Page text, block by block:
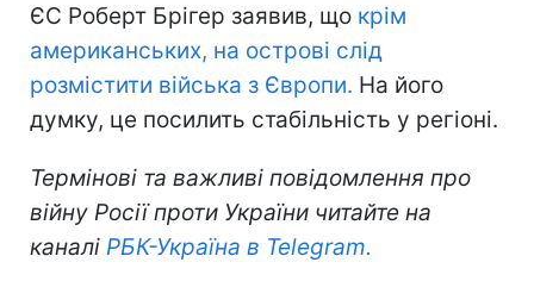
ЄС Роберт Брігер заявив, що крім
американських, на острові слід
розмістити війська з Європи. На його
думку, це посилить стабільність у регіоні.
Термінові та важливі повідомлення про
війну Росії проти України читайте на
каналі РБК-Україна в Telegram.